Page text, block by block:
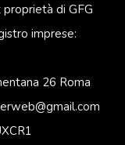
di GFG
imprese:
26 Roma